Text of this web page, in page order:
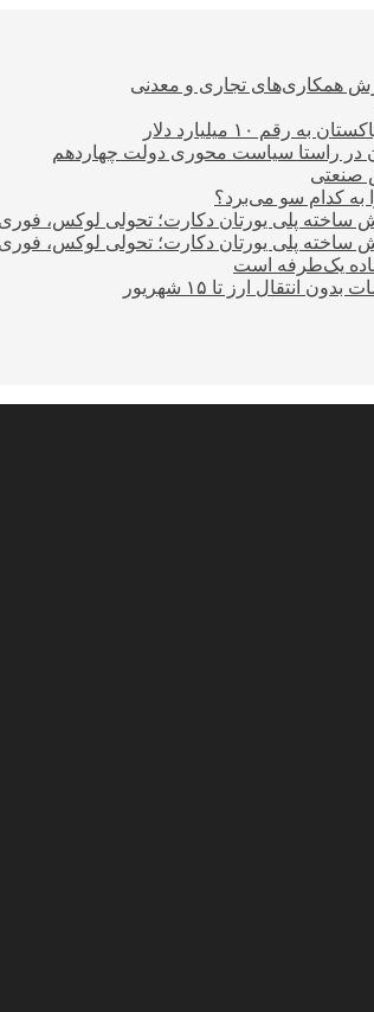
همکاری‌های تجاری و معدنی
۱۰ میلیارد دلار
در راستا سیاست محوری دولت چهاردهم
صنعتی
به کدام سو می‌برد؟
ساخته پلی یورتان دکارت؛ تحولی لوکس،
ساخته پلی یورتان دکارت؛ تحولی لوکس،
ارز تا ۱۵ شهریور